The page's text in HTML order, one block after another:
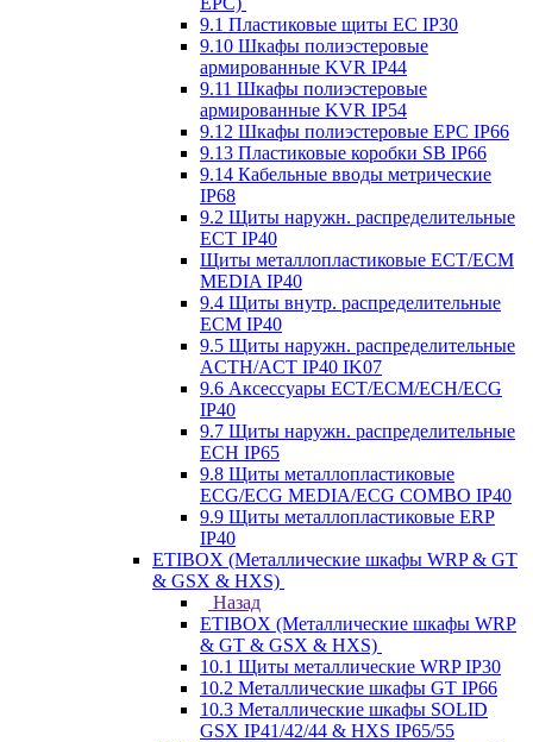
9.1 Пластиковые щиты EC IP30
9.10 Шкафы полиэстеровые
армированные KVR IP44
9.11 Шкафы полиэстеровые
армированные KVR IP54
9.12 Шкафы полиэстеровые EPC IP66
9.13 Пластиковые коробки SB IP66
9.14 Кабельные вводы метрические
IP68
9.2 Щиты наружн. распределительные
ECT IP40
Щиты металлопластиковые ECT/ECM
MEDIA IP40
9.4 Щиты внутр. распределительные
ECМ IP40
9.5 Щиты наружн. распределительные
ACTH/ACT IP40 IK07
9.6 Аксессуары ECT/ECM/ECH/ECG
IP40
9.7 Щиты наружн. распределительные
ECH IP65
9.8 Щиты металлопластиковые
ECG/ECG MEDIA/ECG COMBO IP40
9.9 Щиты металлопластиковые ERP
IP40
ETIBOX (Металлические шкафы WRP & GT
& GSX & HXS)
Назад
ETIBOX (Металлические шкафы WRP
& GT & GSX & HXS)
10.1 Щиты металлические WRP IP30
10.2 Металлические шкафы GT IP66
10.3 Металлические шкафы SOLID
GSX IP41/42/44 & HXS IP65/55